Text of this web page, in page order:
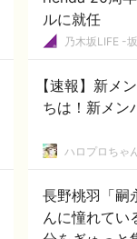
ルに就任
乃木坂LIFE -
【速報】新メ
ちは！新メン
ハロプロちゃ
長野桃羽「嗣
んに憧れてい